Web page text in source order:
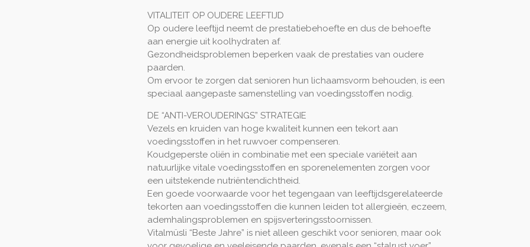
VITALITEIT OP OUDERE LEEFTIJD
Op oudere leeftijd neemt de prestatiebehoefte en dus de behoefte
aan energie uit koolhydraten af.
Gezondheidsproblemen beperken vaak de prestaties van oudere
paarden.
Om ervoor te zorgen dat senioren hun lichaamsvorm behouden, is een
speciaal aangepaste samenstelling van voedingsstoffen nodig.
DE “ANTI-VEROUDERINGS” STRATEGIE
Vezels en kruiden van hoge kwaliteit kunnen een tekort aan
voedingsstoffen in het ruwvoer compenseren.
Koudgeperste oliën in combinatie met een speciale variëteit aan
natuurlijke vitale voedingsstoffen en sporenelementen zorgen voor
een uitstekende nutriëntendichtheid.
Een goede voorwaarde voor het tegengaan van leeftijdsgerelateerde
tekorten aan voedingsstoffen die kunnen leiden tot allergieën, eczeem,
ademhalingsproblemen en spijsverteringsstoornissen.
Vitalmüsli “Beste Jahre” is niet alleen geschikt voor senioren, maar ook